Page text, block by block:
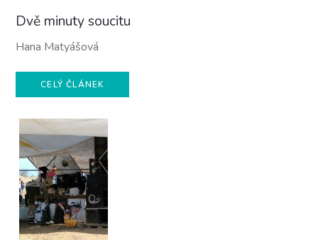
Dvě minuty soucitu
Hana Matyášová
CELÝ ČLÁNEK